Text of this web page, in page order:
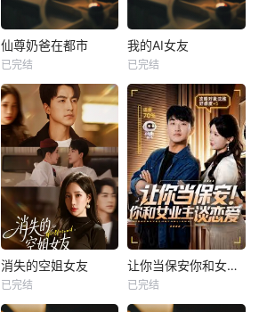
热播
未知
仙尊奶爸在都市
已完结
热播
我的AI女友
未知
我的AI女友
已完结
热播
消失的空姐女友
已完结
热播 让你当保安你和女业主谈恋爱
已完结